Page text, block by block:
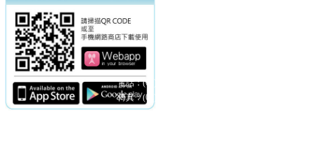
電話：(02)2369-9050
傳真：(02)2362-7816